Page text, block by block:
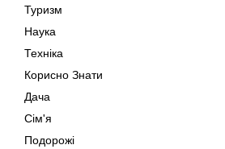
Туризм
Наука
Техніка
Корисно Знати
Дача
Сім'я
Подорожі